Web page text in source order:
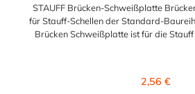
STAUFF Brücken-Schweißplatte
für Stauff-Schellen der Standard-
Brücken Schweißplatte ist für die
Regulärer
2,56 €